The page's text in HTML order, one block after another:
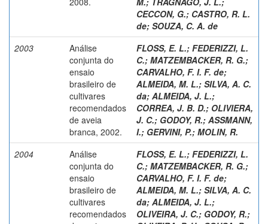
CECCON, G.; CASTRO, R. L.
de; SOUZA, C. A. de
2003
Análise
conjunta do
ensaio
brasileiro de
cultivares
recomendados
de aveia
branca, 2002.
FLOSS, E. L.; FEDERIZZI, L.
C.; MATZEMBACKER, R. G.;
CARVALHO, F. I. F. de;
ALMEIDA, M. L.; SILVA, A. C.
da; ALMEIDA, J. L.;
CORREA, J. B. D.; OLIVIERA,
J. C.; GODOY, R.; ASSMANN,
I.; GERVINI, P.; MOLIN, R.
2004
Análise
conjunta do
ensaio
brasileiro de
cultivares
recomendados
FLOSS, E. L.; FEDERIZZI, L.
C.; MATZEMBACKER, R. G.;
CARVALHO, F. I. F. de;
ALMEIDA, M. L.; SILVA, A. C.
da; ALMEIDA, J. L.;
OLIVEIRA, J. C.; GODOY, R.;